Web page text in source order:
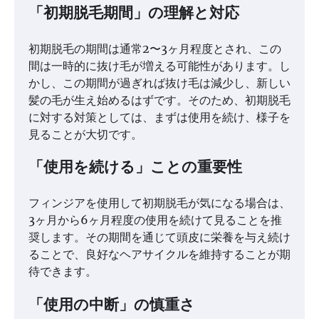
「初期脱毛期間」の理解と対応
初期脱毛の期間は通常2〜3ヶ月程度とされ、この
間は一時的に抜け毛が増える可能性があります。し
かし、この期間が過ぎれば抜け毛は減少し、新しい
髪の毛が生え始めるはずです。そのため、初期脱毛
に対する対策としては、まずは使用を続け、様子を
見ることが大切です。
「使用を続ける」ことの重要性
フィンジアを使用して初期脱毛が気になる場合は、
3ヶ月から6ヶ月程度の使用を続けて見ることを推
奨します。その期間を通じて頭皮に栄養を与え続け
ることで、良好なヘアサイクルを維持することが期
待できます。
「使用の中断」の慎重さ